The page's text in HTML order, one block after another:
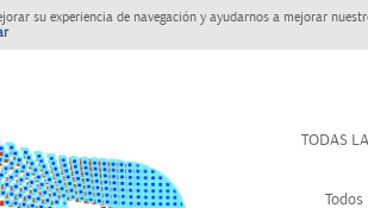
su experiencia de navegación y ayudarnos a mejorar
TODAS